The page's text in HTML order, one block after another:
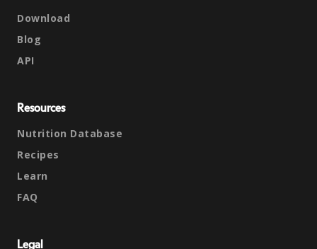
Download
Blog
API
Resources
Nutrition Database
Recipes
Learn
FAQ
Legal